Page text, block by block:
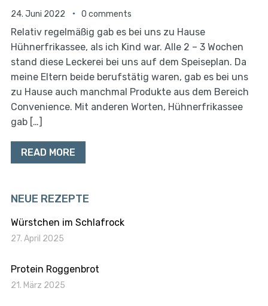
24. Juni 2022 0 comments
Relativ regelmäßig gab es bei uns zu Hause
Hühnerfrikassee, als ich Kind war. Alle 2 – 3 Wochen
stand diese Leckerei bei uns auf dem Speiseplan. Da
meine Eltern beide berufstätig waren, gab es bei uns
zu Hause auch manchmal Produkte aus dem Bereich
Convenience. Mit anderen Worten, Hühnerfrikassee
gab […]
READ MORE
NEUE REZEPTE
Würstchen im Schlafrock
27. April 2025
Protein Roggenbrot
21. März 2025